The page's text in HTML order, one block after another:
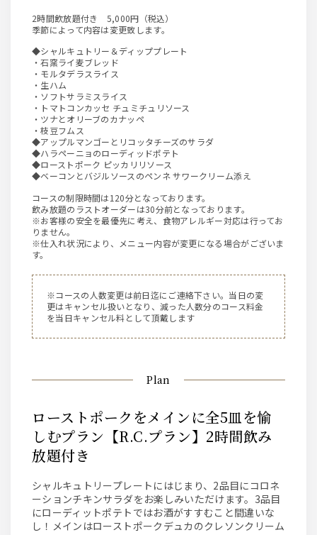
2時間飲放題付き 5,000円（税込）
季節によって内容は変更致します。
◆シャルキュトリー＆ディッププレート
・石窯ライ麦ブレッド
・モルタデラスライス
・生ハム
・ソフトサラミスライス
・トマトコンカッセ チュミチュリソース
・ツナとオリーブのカナッペ
・枝豆フムス
◆アップルマンゴーとリコッタチーズのサラダ
◆ハラペーニョのローディッドポテト
◆ローストポーク ピッカリリソース
◆ベーコンとバジルソースのペンネ サワークリーム添え
コースの制限時間は120分となっております。
飲み放題のラストオーダーは30分前となっております。
※お客様の安全を最優先に考え、食物アレルギー対応は行ってお
りません。
※仕入れ状況により、メニュー内容が変更になる場合がございま
す。
※コースの人数変更は前日迄にご連絡下さい。当日の変
更はキャンセル扱いとなり、減った人数分のコース料金
を当日キャンセル料として頂戴します
Plan
ローストポークをメインに全5皿を愉
しむプラン【R.C.プラン】2時間飲み
放題付き
シャルキュトリープレートにはじまり、2品目にコロネ
ーションチキンサラダをお楽しみいただけます。3品目
にローディットポテトではお酒がすすむこと間違いな
し！メインはローストポークデュカのクレソンクリーム